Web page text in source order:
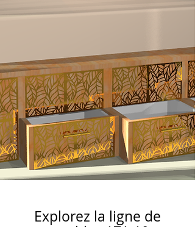
Explorez la ligne de